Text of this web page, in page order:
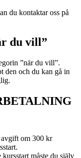
du kontaktar oss på
du vill”
”när du vill”.
den och du kan gå in
om 300 kr
kursstart måste du själv